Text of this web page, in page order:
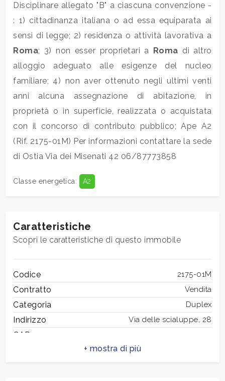
Disciplinare allegato "B" a ciascuna convenzione -
: 1) cittadinanza italiana o ad essa equiparata ai
sensi di legge; 2) residenza o attività lavorativa a
Roma; 3) non esser proprietari a Roma di altro
alloggio adeguato alle esigenze del nucleo
familiare; 4) non aver ottenuto negli ultimi venti
anni alcuna assegnazione di abitazione, in
proprietà o in superficie, realizzata o acquistata
con il concorso di contributo pubblico; Ape A2
(Rif. 2175-01M) Per informazioni contattare la sede
di Ostia Via dei Misenati 42 06/87773858
Classe energetica: A2
Caratteristiche
Scopri le caratteristiche di questo immobile
Codice 2175-01M
Contratto Vendita
Categoria Duplex
Indirizzo Via delle scialuppe, 28
CAP
5+
Bagni
minimi
Qualsiasi
1
2
3
5
5+
Camere
minime